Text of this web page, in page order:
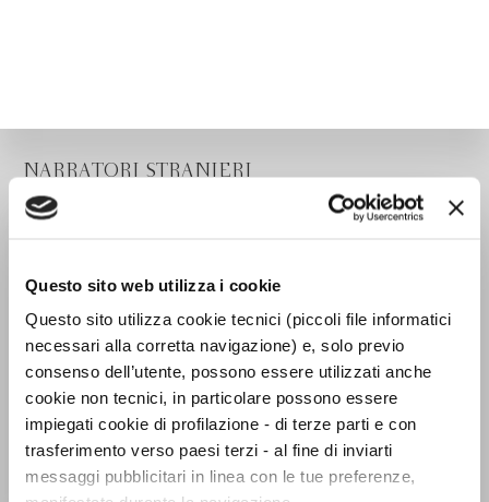
Questo sito web utilizza i cookie
Questo sito utilizza cookie tecnici (piccoli file informatici
necessari alla corretta navigazione) e, solo previo
consenso dell’utente, possono essere utilizzati anche
cookie non tecnici, in particolare possono essere
impiegati cookie di profilazione - di terze parti e con
trasferimento verso paesi terzi - al fine di inviarti
messaggi pubblicitari in linea con le tue preferenze,
NARRATORI STRANIERI